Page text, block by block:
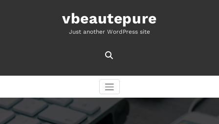
vbeautepure
Just another WordPress site